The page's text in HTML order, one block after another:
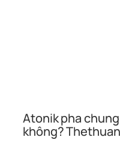
Atonik pha
không?